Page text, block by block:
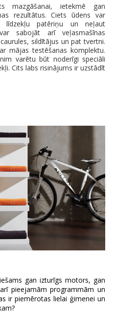
mazgāšanai, ietekmē gan
rezultātus. Ciets ūdens var
līdzekļu patēriņu un neļaut
sabojāt arī veļasmašīnas
sildītājus un pat tvertni.
mājas testēšanas komplektu.
varētu būt noderīgi speciāli
Cits labs risinājums ir uzstādīt
gan izturīgs motors, gan
pieejamām programmām un
ir piemērotas lielai ģimenei un